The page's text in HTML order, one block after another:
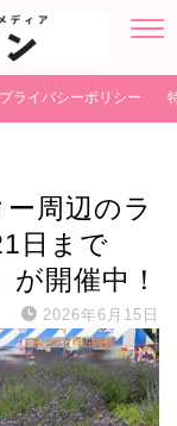
プライバシーポリシー
ー周辺のラ
日まで
が開催中！
2026年6月15日